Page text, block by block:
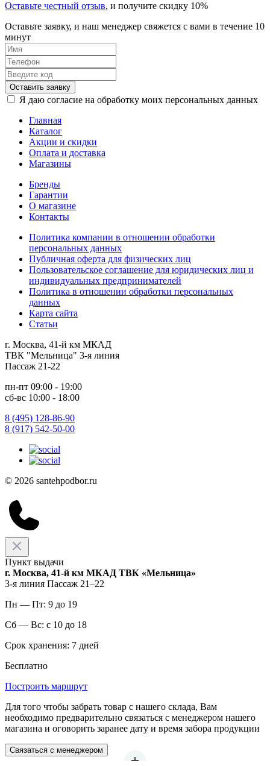
Оставьте честный отзыв, и получите скидку 10%
Оставьте заявку, и наш менеджер свяжется с вами в течение 10
минут
Оставить заявку
Я даю согласие на обработку моих персональных данных
Главная
Каталог
Акции и скидки
Оплата и доставка
Магазины
Бренды
Гарантии
О магазине
Контакты
Политика компании в отношении обработки
персональных данных
Публичная оферта для физических лиц
Пользовательское соглашение для юридических лиц и
индивидуальных предпринимателей
Политика в отношении обработки персональных
данных
Карта сайта
Статьи
г. Москва, 41-й км МКАД
ТВК "Мельница" 3-я линия
Пассаж 21-22
пн-пт 09:00 - 19:00
сб-вс 10:00 - 18:00
8 (495) 128-86-90
8 (917) 542-50-00
© 2026 santehpodbor.ru
Пункт выдачи
г. Москва, 41-й км МКАД ТВК «Мельница»
3-я линия Пассаж 21–22
Пн — Пт: 9 до 19
Сб — Вс: с 10 до 18
Срок хранения: 7 дней
Бесплатно
Построить маршрут
Для того чтобы забрать товар с нашего склада, Вам
необходимо предварительно связаться с менеджером нашего
магазина и оговорить заранее дату и время забора продукции
Связаться с менеджером